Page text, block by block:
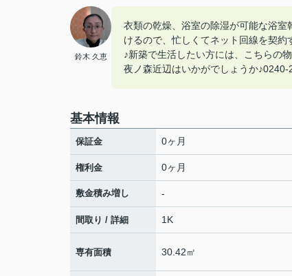
鈴木 久恵
衣類の乾燥、浴室の除湿が可能な浴
けるので、忙しくてネット回線を契
♪新築で生活したい方には、こちらの
夜ノ森近辺はいかがでしょうか
基本情報
保証金 0ヶ月
権利金 0ヶ月
敷金積み増し -
間取り / 詳細 1K
専有面積 30.42㎡